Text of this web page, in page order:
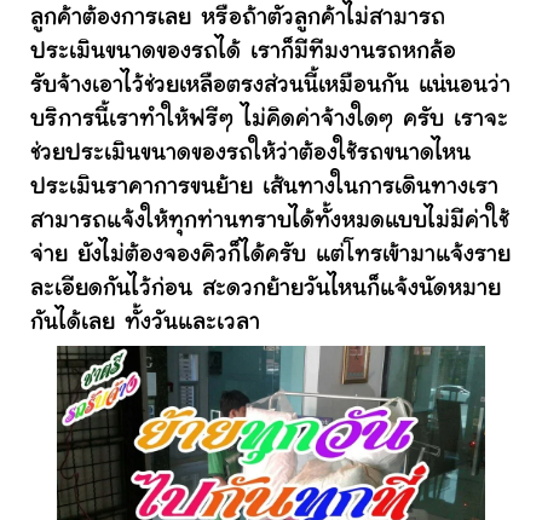
ลูกค้าต้องการเลย หรือถ้าตัวลูกค้าไม่สามารถ
ประเมินขนาดของรถได้ เราก็มีทีมงานรถหกล้อ
รับจ้างเอาไว้ช่วยเหลือตรงส่วนนี้เหมือนกัน แน่นอนว่า
บริการนี้เราทำให้ฟรีๆ ไม่คิดค่าจ้างใดๆ ครับ เราจะ
ช่วยประเมินขนาดของรถให้ว่าต้องใช้รถขนาดไหน
ประเมินราคาการขนย้าย เส้นทางในการเดินทางเรา
สามารถแจ้งให้ทุกท่านทราบได้ทั้งหมดแบบไม่มีค่าใช้
จ่าย ยังไม่ต้องจองคิวก็ได้ครับ แต่โทรเข้ามาแจ้งราย
ละเอียดกันไว้ก่อน สะดวกย้ายวันไหนก็แจ้งนัดหมาย
กันได้เลย ทั้งวันและเวลา